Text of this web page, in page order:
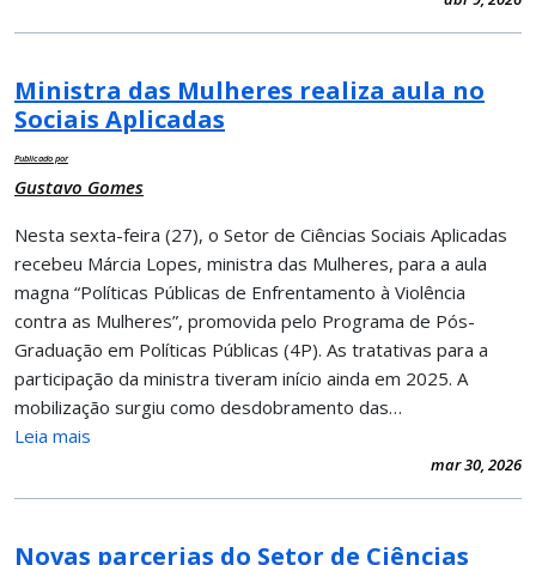
Ministra das Mulheres realiza aula no
Sociais Aplicadas
Publicado por
Gustavo Gomes
Nesta sexta-feira (27), o Setor de Ciências Sociais Aplicadas
recebeu Márcia Lopes, ministra das Mulheres, para a aula
magna “Políticas Públicas de Enfrentamento à Violência
contra as Mulheres”, promovida pelo Programa de Pós-
Graduação em Políticas Públicas (4P). As tratativas para a
participação da ministra tiveram início ainda em 2025. A
mobilização surgiu como desdobramento das…
Leia mais
mar 30, 2026
Novas parcerias do Setor de Ciências